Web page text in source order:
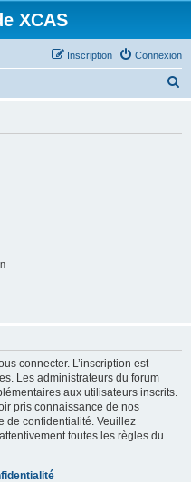
XCAS
Connexion
Inscription
connecter. L’inscription est
Les administrateurs du forum
aux utilisateurs inscrits.
pris connaissance de nos
de confidentialité. Veuillez
toutes les règles du